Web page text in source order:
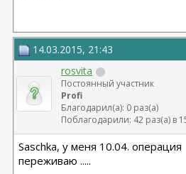
14.03.2015, 21:43
rosvita
Постоянный участник
Profi
Благодарил(а): 0 раз(а)
Поблагодарили: 42 раз(а) в
Saschka, у меня 10.04. операция
переживаю .....